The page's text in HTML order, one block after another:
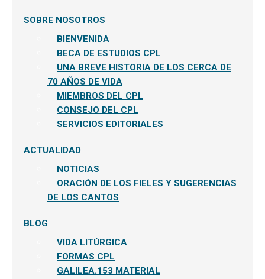
SOBRE NOSOTROS
BIENVENIDA
BECA DE ESTUDIOS CPL
UNA BREVE HISTORIA DE LOS CERCA DE
70 AÑOS DE VIDA
MIEMBROS DEL CPL
CONSEJO DEL CPL
SERVICIOS EDITORIALES
ACTUALIDAD
NOTICIAS
ORACIÓN DE LOS FIELES Y SUGERENCIAS
DE LOS CANTOS
BLOG
VIDA LITÚRGICA
FORMAS CPL
GALILEA.153 MATERIAL